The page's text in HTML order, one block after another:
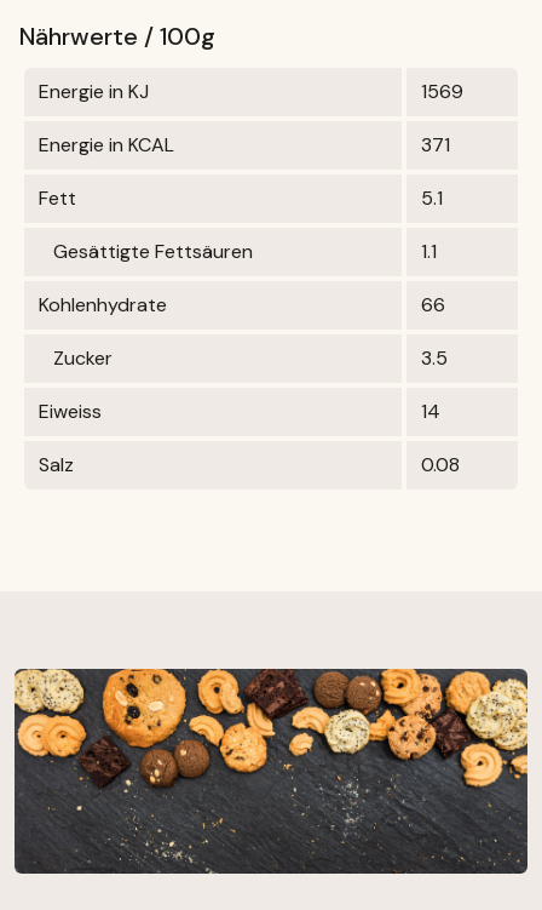
Nährwerte / 100g
Energie in KJ 1569
Energie in KCAL 371
Fett 5.1
Gesättigte Fettsäuren 1.1
Kohlenhydrate 66
Zucker 3.5
Eiweiss 14
Salz 0.08